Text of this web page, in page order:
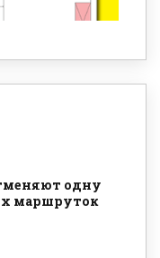
одну
маршруток